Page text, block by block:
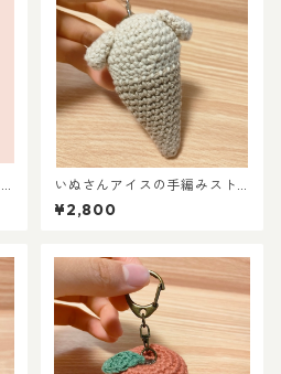
いぬさんアイスの手編みスト
ラップ（あみぐるみ）
¥2,800